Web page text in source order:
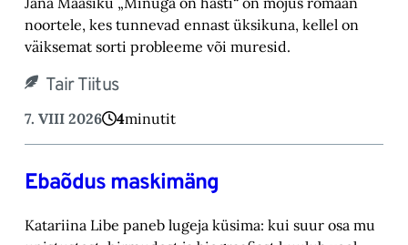
noortele, kes tunnevad ennast üksikuna, ‎kellel on
väiksemat sorti probleeme või muresid.‎
Tair Tiitus
7. VIII 2026 4minutit
Ebaõdus maskimäng
Katariina Libe paneb lugeja küsima: kui suur osa mu